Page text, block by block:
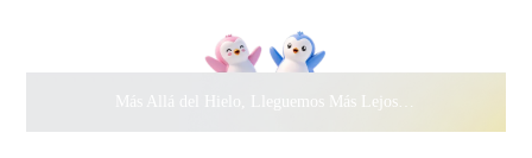
Más Allá del Hielo, Lleguemos Más Lejos Juntos ·